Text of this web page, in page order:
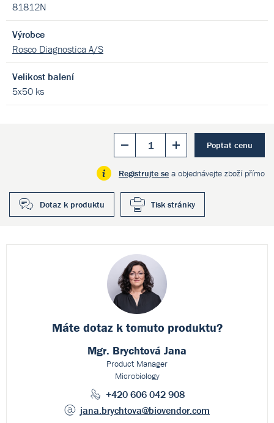
81812N
Výrobce
Rosco Diagnostica A/S
Velikost balení
5x50 ks
Poptat cenu
Registrujte se a objednávejte zboží přímo
Dotaz k produktu Tisk stránky
Máte dotaz k tomuto produktu?
Mgr. Brychtová Jana
Product Manager
Microbiology
+420 606 042 908
jana.brychtova@biovendor.com